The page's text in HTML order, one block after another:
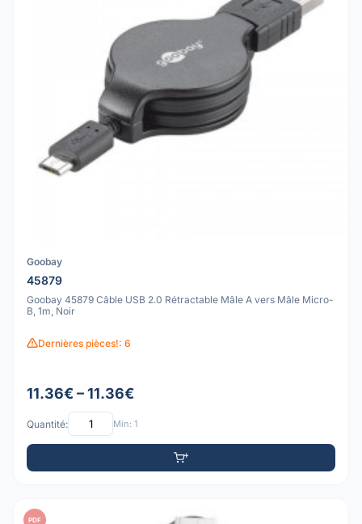
Goobay
45879
Goobay 45879 Câble USB 2.0 Rétractable Mâle A vers Mâle Micro-
B, 1m, Noir
Dernières pièces!: 6
11.36€ – 11.36€
Quantité: Min: 1
PDF